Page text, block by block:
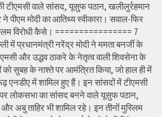
टीएमसी वाले सांसद, यूसुफ पठान, खलीलुर्रहमान
पीएम मोदी का आतिथ्य स्वीकारा। सवाल-फिर
विरोधी कैसे। ================ 7
में प्रधानमंत्री नरेंद्र मोदी ने ममता बनर्जी के
और उद्धव ठाकरे के नेतृत्व वाली शिवसेना के
सुबह के नाश्ते पर आमंत्रित किया, जो हाल ही में
एनडीए में शामिल हुए हैं। इन सांसदों में टीएमसी
पर लोकसभा का सांसद बनने वाले यूसुफ पठान,
अबु ताहिर भी शामिल रहे। इन तीनों मुस्लिम